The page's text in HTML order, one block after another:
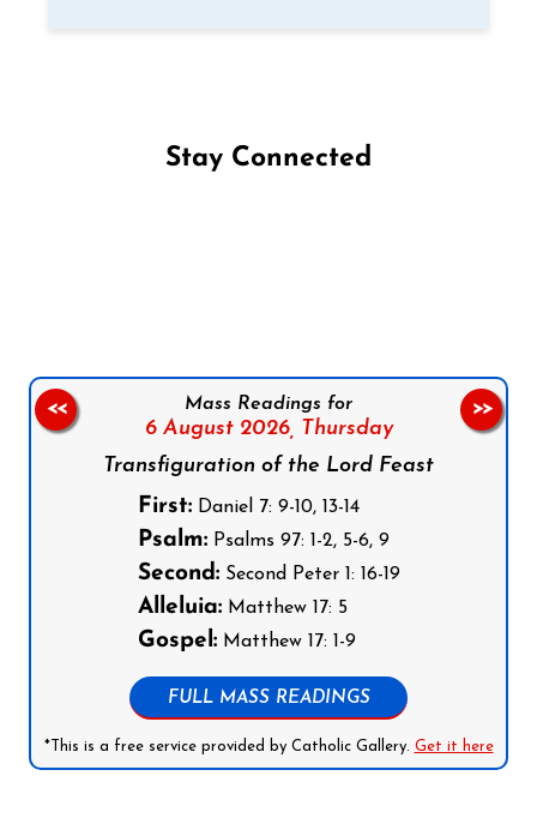
Stay Connected
Mass Readings for
6 August 2026, Thursday
Transfiguration of the Lord Feast
First:Daniel 7: 9-10, 13-14
Psalm:Psalms 97: 1-2, 5-6, 9
Second:Second Peter 1: 16-19
Alleluia:Matthew 17: 5
Gospel:Matthew 17: 1-9
FULL MASS READINGS
*This is a free service provided by Catholic Gallery. Get it here
<< >>